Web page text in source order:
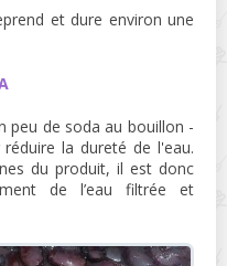
et dure environ une
peu de soda au bouillon -
la dureté de l'eau.
du produit, il est donc
de l’eau filtrée et